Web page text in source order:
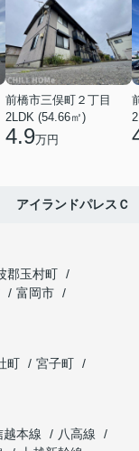
前橋市三俣町２丁目
2LDK (54.66㎡)
4.9万円
アイランドパレスＣ
郡玉村町
富岡市
町
宮子町
越本線
八高線